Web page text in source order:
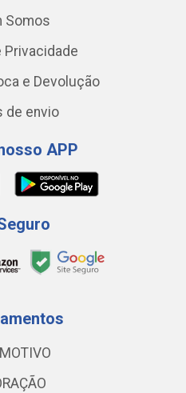
Somos
Privacidade
e Devolução
de envio
APP